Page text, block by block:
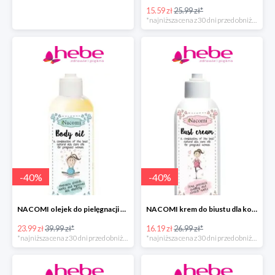
15.59 zł25.99 zł*
*najniższa cena z 30 dni przed obniżką
-40%
NACOMI olejek do pielęgnacji skóry kobiet w ciąży
23.99 zł39.99 zł*
-40%
NACOMI krem do biustu dla kobiet w ciąży w super cenie
16.19 zł26.99 zł*